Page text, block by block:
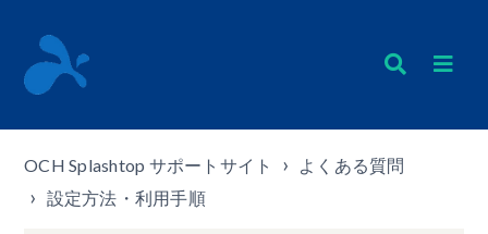
OCH Splashtop サポートサイト
よくある質問
設定方法・利用手順